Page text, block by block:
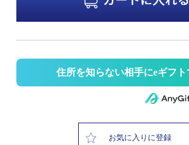
住所を知らない相手にeギフト
お気に入りに登録